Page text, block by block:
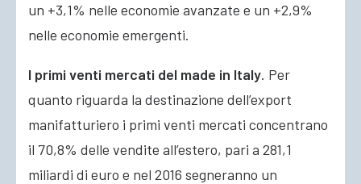
un +3,1% nelle economie avanzate e un +2,9%
nelle economie emergenti.
I primi venti mercati del made in Italy. Per
quanto riguarda la destinazione dell’export
manifatturiero i primi venti mercati concentrano
il 70,8% delle vendite all’estero, pari a 281,1
miliardi di euro e nel 2016 segneranno un